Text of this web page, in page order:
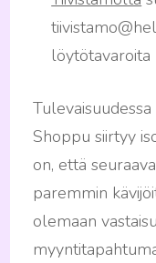
löytötavaroita
Shoppu siirtyy
on, että
paremmin
olemaan